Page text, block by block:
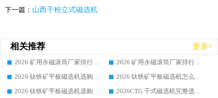
下一篇： 山西干粉立式磁选机
相关推荐 更多+
2026 矿用永磁滚筒厂家排行榜选购干货指南 行业口碑标杆华体会手机网页版-华体会(中国) 实力出众
2026 矿用永磁滚筒厂家排行榜选购指南，行业口碑领域强者华体会手机网页版-华体会(中国)
2026 钛铁矿平板磁选机选购全攻略 市场公认优质品牌厂家实力排行榜
2026 钛铁矿平板磁选机怎么选 靠谱生产企业实力排行榜选购参考攻略
2026 钛铁矿平板磁选机选购指南 行业口碑优选品牌生产企业实力排行榜
2026CTG 干式磁选机完整选购指南 行业口碑顶尖靠谱生产龙头厂家实力推荐